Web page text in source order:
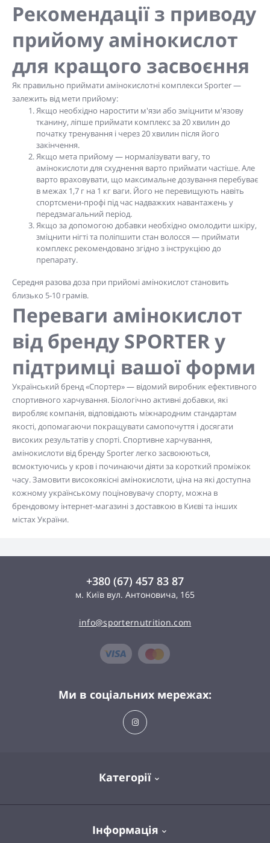
Рекомендації з приводу
прийому амінокислот
для кращого засвоєння
Як правильно приймати амінокислотні комплекси Sporter —
залежить від мети прийому:
Якщо необхідно наростити м'язи або зміцнити м'язову
тканину, ліпше приймати комплекс за 20 хвилин до
початку тренування і через 20 хвилин після його
закінчення.
Якщо мета прийому — нормалізувати вагу, то
амінокислоти для схуднення варто приймати частіше. Але
варто враховувати, що максимальне дозування перебуває
в межах 1,7 г на 1 кг ваги. Його не перевищують навіть
спортсмени-профі під час надважких навантажень у
передзмагальний період.
Якщо за допомогою добавки необхідно омолодити шкіру,
зміцнити нігті та поліпшити стан волосся — приймати
комплекс рекомендовано згідно з інструкцією до
препарату.
Середня разова доза при прийомі амінокислот становить
близько 5-10 грамів.
Переваги амінокислот
від бренду SPORTER у
підтримці вашої форми
Український бренд «Спортер» — відомий виробник ефективного
спортивного харчування. Біологічно активні добавки, які
виробляє компанія, відповідають міжнародним стандартам
якості, допомагаючи покращувати самопочуття і досягати
високих результатів у спорті. Спортивне харчування,
амінокислоти від бренду Sporter легко засвоюються,
всмоктуючись у кров і починаючи діяти за короткий проміжок
часу. Замовити високоякісні амінокислоти, ціна на які доступна
кожному українському поціновувачу спорту, можна в
брендовому інтернет-магазині з доставкою в Києві та інших
містах України.
+380 (67) 457 83 87
м. Київ вул. Антоновича, 165
info@sporternutrition.com
Категорії
Спортивне харчування
Інформація
Ми в соціальних мережах: